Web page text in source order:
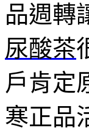
品週轉
尿酸茶
戶肯定
寒正品